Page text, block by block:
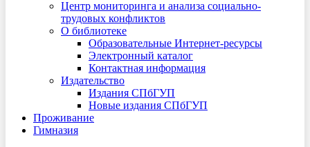
Центр мониторинга и анализа социально-
трудовых конфликтов
О библиотеке
Образовательные Интернет-ресурсы
Электронный каталог
Контактная информация
Издательство
Издания СПбГУП
Новые издания СПбГУП
Проживание
Гимназия